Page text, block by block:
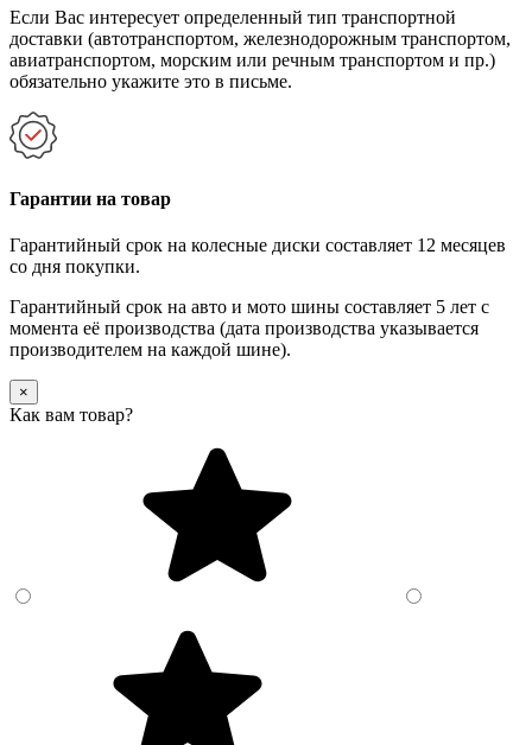
Если Вас интересует определенный тип транспортной
доставки (автотранспортом, железнодорожным транспортом,
авиатранспортом, морским или речным транспортом и пр.)
обязательно укажите это в письме.
Гарантии на товар
Гарантийный срок на колесные диски составляет 12 месяцев
со дня покупки.
Гарантийный срок на авто и мото шины составляет 5 лет с
момента её производства (дата производства указывается
производителем на каждой шине).
×
Как вам товар?